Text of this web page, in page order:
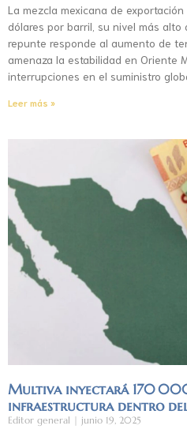
La mezcla mexicana de
dólares por barril, su nivel más alto
repunte responde al aumento de
amenaza la estabilidad en Oriente
interrupciones en el suministro
Leer más »
Multiva inyectará 170
infraestructura dentro
Editor general junio 19, 2025